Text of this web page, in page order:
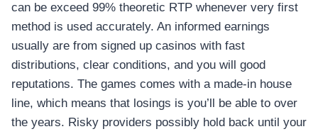
อุปกรณ์เพื่อความบันเทิง
อุปกรณ์เพื่อความบันเทิง
can be exceed 99% theoretic RTP whenever very first
method is used accurately. An informed earnings
usually are from signed up casinos with fast
distributions, clear conditions, and you will good
reputations. The games comes with a made-in house
line, which means that losings is you’ll be able to over
the years. Risky providers possibly hold back until your